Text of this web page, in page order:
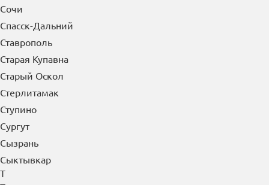
Смоленск
Снежинск
Соликамск
Солнечногорск
Сосновый Бор
Сочи
Спасск-Дальний
Ставрополь
Старая Купавна
Старый Оскол
Стерлитамак